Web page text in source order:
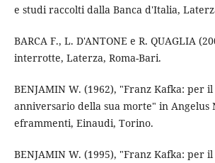
e studi raccolti dalla Banca d'Italia,
BARCA F., L. D'ANTONE e R. QUAGLIA
interrotte, Laterza, Roma-Bari.
BENJAMIN W. (1962), "Franz Kafka: per
anniversario della sua morte" in Angelus
eframmenti, Einaudi, Torino.
BENJAMIN W. (1995), "Franz Kafka: per